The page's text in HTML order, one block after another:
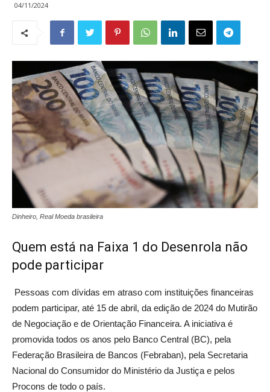
04/11/2024
Dinheiro, Real Moeda brasileira
Quem está na Faixa 1 do Desenrola não
pode participar
Pessoas com dívidas em atraso com instituições financeiras
podem participar, até 15 de abril, da edição de 2024 do Mutirão
de Negociação e de Orientação Financeira. A iniciativa é
promovida todos os anos pelo Banco Central (BC), pela
Federação Brasileira de Bancos (Febraban), pela Secretaria
Nacional do Consumidor do Ministério da Justiça e pelos
Procons de todo o país.